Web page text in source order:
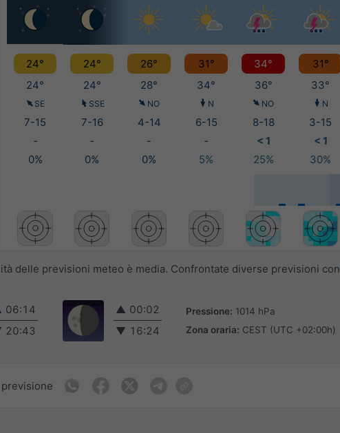
24° 24° 26° 31° 34° 31°
24° 24° 28° 34° 36° 33°
SE SSE NO N NO N
7-15 7-16 4-14 6-15 8-18 3-15
- - - - < 1 < 1
0% 0% 0% 5% 25% 30%
delle previsioni meteo è media. Confrontate diverse previsioni con
06:14
20:43
▲ 00:02
▼ 16:24
Pressione: 1014 hPa
Zona oraria: CEST (UTC +02:00h)